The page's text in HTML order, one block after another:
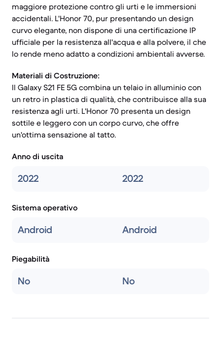
maggiore protezione contro gli urti e le immersioni
accidentali. L'Honor 70, pur presentando un design
curvo elegante, non dispone di una certificazione IP
ufficiale per la resistenza all'acqua e alla polvere, il che
lo rende meno adatto a condizioni ambientali avverse.
Materiali di Costruzione:
Il Galaxy S21 FE 5G combina un telaio in alluminio con
un retro in plastica di qualità, che contribuisce alla sua
resistenza agli urti. L'Honor 70 presenta un design
sottile e leggero con un corpo curvo, che offre
un'ottima sensazione al tatto.
Anno di uscita
2022 2022
Sistema operativo
Android Android
Piegabilità
No No